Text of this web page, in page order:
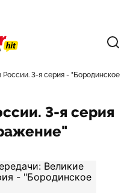
России. 3-я серия - "Бородинское
3-я серия